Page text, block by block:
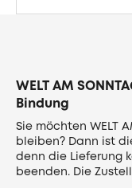
WELT AM
Bindung
Sie möchten WELT
bleiben? Dann ist
denn die Lieferung
beenden. Die